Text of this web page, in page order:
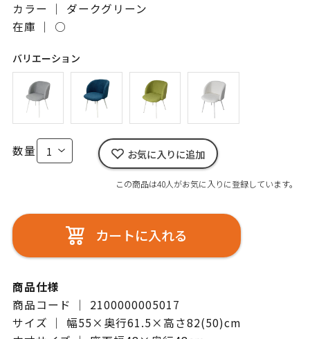
カラー ｜ ダークグリーン
在庫 ｜ ○
バリエーション
数量 お気に入りに追加
この商品は40人がお気に入りに登録しています。
カートに入れる
商品仕様
商品コード ｜ 2100000005017
サイズ ｜ 幅55×奥行61.5×高さ82(50)cm